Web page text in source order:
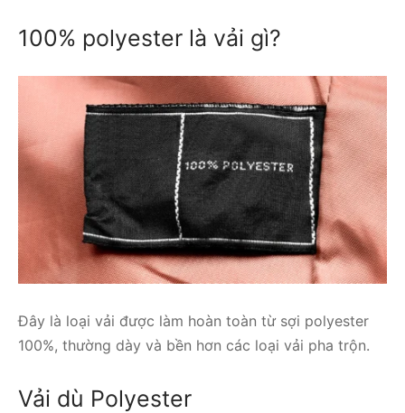
100% polyester là vải gì?
Đây là loại vải được làm hoàn toàn từ sợi polyester
100%, thường dày và bền hơn các loại vải pha trộn.
Vải dù Polyester